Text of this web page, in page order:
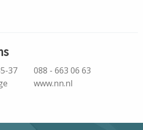
37
088 - 663 06 63
www.nn.nl